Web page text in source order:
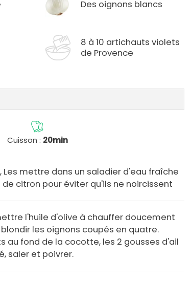
Des oignons blancs
8 à 10 artichauts violets
de Provence
Cuisson : 20min
Les mettre dans un saladier d'eau fraîche
citron pour éviter qu'ils ne noircissent
l'huile d'olive à chauffer doucement
les oignons coupés en quatre.
au fond de la cocotte, les 2 gousses d'ail
saler et poivrer.